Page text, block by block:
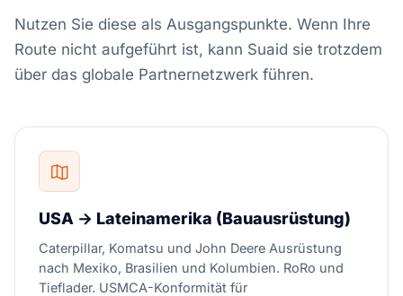
Nutzen Sie diese als Ausgangspunkte. Wenn Ihre
Route nicht aufgeführt ist, kann Suaid sie trotzdem
über das globale Partnernetzwerk führen.
USA → Lateinamerika (Bauausrüstung)
Caterpillar, Komatsu und John Deere Ausrüstung
nach Mexiko, Brasilien und Kolumbien. RoRo und
Tieflader. USMCA-Konformität für